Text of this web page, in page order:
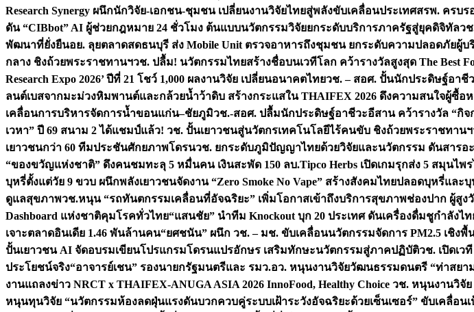
Research Synergy ผนึกนักวิจัย-เอกชน-ชุมชน เปลี่ยนงานวิจัยไทยสู่พลังขับเคลื่อนประเทศสรพ. ครบร
ดัน “CIBbot” AI ผู้ช่วยกฎหมาย 24 ชั่วโมง ต้นแบบนวัตกรรมวิจัยยกระดับบริการภาครัฐสู่ยุคดิจิทัลว
พัฒนาที่ยั่งยืนอย. ลุยตลาดสดธนบุรี ส่ง Mobile Unit ตรวจอาหารถึงชุมชน ยกระดับความปลอดภัยผู้บ
กลาง ชิงถ้วยพระราชทานฯวช. ปลื้ม! นวัตกรรมไทยสร้างชื่อบนเวทีโลก คว้ารางวัลสูงสุด The Best
Research Expo 2026’ ปีที่ 21 โชว์ 1,000 ผลงานวิจัย เปลี่ยนอนาคตไทยวช. – สอศ. ปั้นนักประดิษฐ์อาชี
ลนต์เบสจากมะม่วงหิมพานต์และกล้วยน้ำว้าดิบ สร้างกระแสใน THAIFEX 2026 ดึงความสนใจผู้ซื้อ
เคลื่อนการบริหารจัดการน้ำขอนแก่น–ชัยภูมิวช.-สอศ. ปลื้มนักประดิษฐ์อาชีวะอีสาน คว้ารางวัล “กิจ
เวหา” ปี 69 สนาม 2 ได้แชมป์แล้ว! วช. ปั้นเยาวชนสู่นวัตกรเทคโนโลยีไร้คนขับ ชิงถ้วยพระราชทานฯ
เยาวชนกว่า 60 ทีมประชันศักยภาพโดรนวช. ยกระดับภูมิปัญญาไทยด้วยวิจัยและนวัตกรรม ดันสารอ
“ของขวัญแห่งชาติ” ดึงคนชมทะลุ 5 หมื่นคน เงินสะพัด 150 ลบ.Tipco Herbs เปิดเกมรุกส่ง 5 สมุนไ
บุหรี่ตั้งแต่วัย 9 ขวบ ผนึกพลังเยาวชนจัดงาน “Zero Smoke No Vape” สร้างสังคมไทยปลอดบุหรี่และ
ดูแลสุขภาพวช.หนุน “รถทันตกรรมเคลื่อนที่อัจฉริยะ” เพิ่มโอกาสเข้าถึงบริการสุขภาพช่องปาก ผู้สูง
Dashboard แห่งชาติคุมโรคทั่วไทย“แสนชัย” นำทีม Knockout บุก 20 ประเทศ ดันเครื่องดื่มชูกำลังไท
เจาะตลาดอินเดีย 1.46 พันล้านคน“ยศชนัน” ผนึก วช. – มช. ขับเคลื่อนนวัตกรรมจัดการ PM2.5 เชิ
ปั้นเยาวชน AI จัดอบรมเขียนโปรแกรมโดรนแปรอักษร เสริมทักษะนวัตกรรมสู่ภาคปฏิบัติวช. เปิดเว
ประโยชน์จริง“อาจารย์เชน” รองนายกรัฐมนตรีและ รมว.อว. หนุนงานวิจัยวัฒนธรรมดนตรี “ท่าสย
งานแถลงข่าว NRCT x THAIFEX-ANUGA ASIA 2026 InnoFood, Healthy Choice วช. หนุนงานวิจั
หนุนทุนวิจัย “นวัตกรรมห้องลดฝุ่นแรงดันบวกควบคู่ระบบเฝ้าระวังอัจฉริยะด้วยเซ็นเซอร์” ขับเคลื่อน